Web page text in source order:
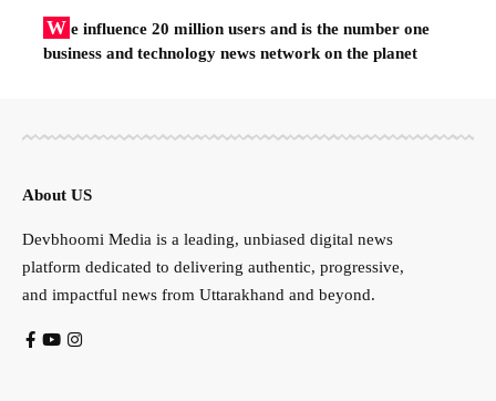
W e influence 20 million users and is the number one
business and technology news network on the planet
About US
Devbhoomi Media is a leading, unbiased digital news
platform dedicated to delivering authentic, progressive,
and impactful news from Uttarakhand and beyond.